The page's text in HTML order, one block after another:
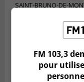
SAINT-BRUNO-DE-
La Fête des
FM 103,3
pour